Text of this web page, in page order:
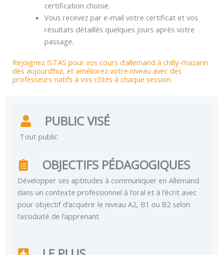
certification choisie.
Vous recevez par e-mail votre certificat et vos
résultats détaillés quelques jours après votre
passage.
Rejoignez ISTAS pour vos cours d’allemand à chilly-mazarin
dès aujourd’hui, et améliorez votre niveau avec des
professeurs natifs à vos côtés à chaque session.
PUBLIC VISÉ
Tout public
OBJECTIFS PÉDAGOGIQUES
Développer ses aptitudes à communiquer en Allemand
dans un contexte professionnel à l’oral et à l’écrit avec
pour objectif d’acquérir le niveau A2, B1 ou B2 selon
l’assiduité de l’apprenant.